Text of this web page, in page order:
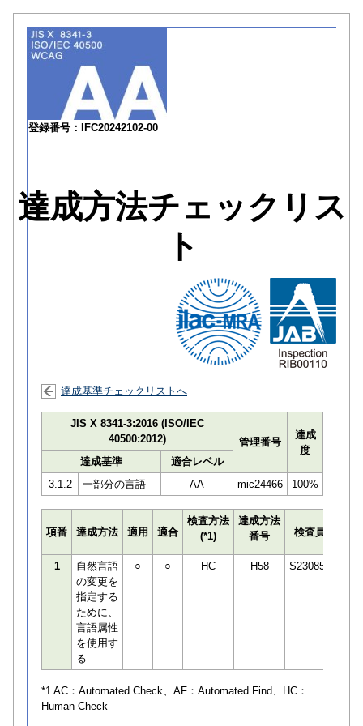
登録番号：IFC20242102-00
達成方法チェックリス
ト
達成基準チェックリストへ
JIS X 8341-3:2016 (ISO/IEC
40500:2012)
管理番号
達成
度
達成基準
適合レベル
3.1.2
一部分の言語 AA mic24466 100%
項番 達成方法 適用 適合
検査方法
(*1)
達成方法
番号
検査員
1
自然言語
の変更を
指定する
ために、
言語属性
を使用す
る
○ ○ HC H58 S230850
*1 AC： Automated Check、AF： Automated Find、HC：
Human Check